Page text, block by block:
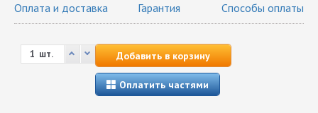
Оплата и доставка
Гарантия Способы оплаты
шт. Добавить в корзину
Оплатить частями